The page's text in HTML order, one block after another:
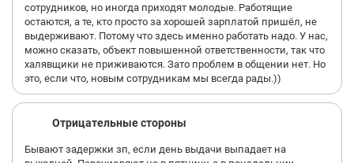
сотрудников, но иногда приходят молодые. Работящие
остаются, а те, кто просто за хорошей зарплатой пришёл, не
выдерживают. Потому что здесь именно работать надо. У нас,
можно сказать, объект повышенной ответственности, так что
халявщики не приживаются. Зато проблем в общении нет. Но
это, если что, новым сотрудникам мы всегда рады.))
Отрицательные стороны
Бывают задержки зп, если день выдачи выпадает на